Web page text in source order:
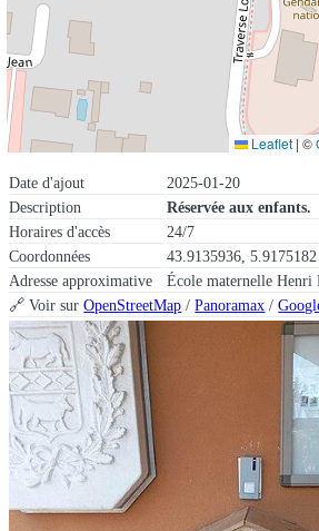
Date d'ajout
2025-01-20
Description
Réservée aux enfants.
Horaires d'accès
24/7
Coordonnées
43.9135936, 5.9175182
Adresse approximative
École maternelle Henri
🔗 Voir surOpenStreetMap /Panoramax /
Leaflet |©